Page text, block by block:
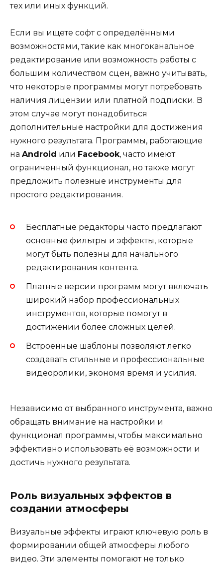
тех или иных функций.
Если вы ищете софт с определёнными
возможностями, такие как многоканальное
редактирование или возможность работы с
большим количеством сцен, важно учитывать,
что некоторые программы могут потребовать
наличия лицензии или платной подписки. В
этом случае могут понадобиться
дополнительные настройки для достижения
нужного результата. Программы, работающие
на Android или Facebook, часто имеют
ограниченный функционал, но также могут
предложить полезные инструменты для
простого редактирования.
Бесплатные редакторы часто предлагают
основные фильтры и эффекты, которые
могут быть полезны для начального
редактирования контента.
Платные версии программ могут включать
широкий набор профессиональных
инструментов, которые помогут в
достижении более сложных целей.
Встроенные шаблоны позволяют легко
создавать стильные и профессиональные
видеоролики, экономя время и усилия.
Независимо от выбранного инструмента, важно
обращать внимание на настройки и
функционал программы, чтобы максимально
эффективно использовать её возможности и
достичь нужного результата.
Роль визуальных эффектов в
создании атмосферы
Визуальные эффекты играют ключевую роль в
формировании общей атмосферы любого
видео. Эти элементы помогают не только